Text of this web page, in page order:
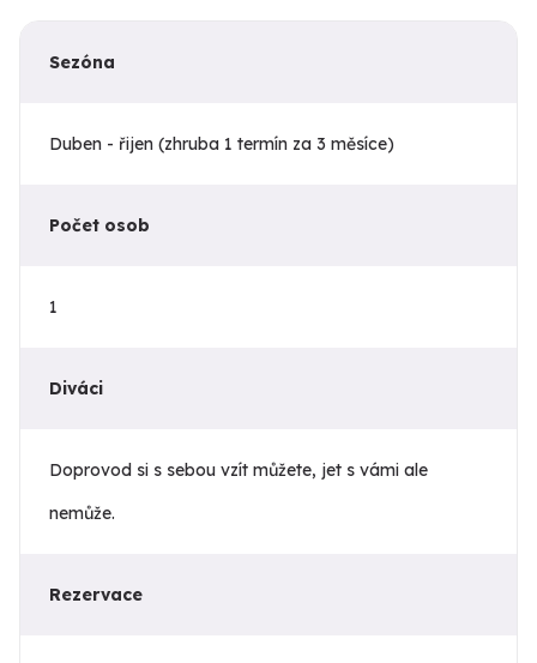
Sezóna
Duben - řijen (zhruba 1 termín za 3 měsíce)
Počet osob
1
Diváci
Doprovod si s sebou vzít můžete, jet s vámi ale
nemůže.
Rezervace